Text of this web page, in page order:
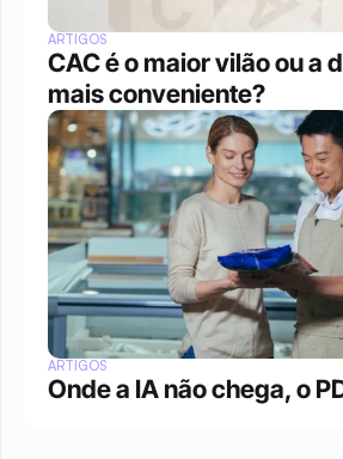
ARTIGOS
CAC é o maior vilão ou a
mais conveniente?
ARTIGOS
Onde a IA não chega, o